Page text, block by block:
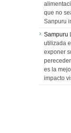
que no
Sanpuru
Sampuru
utilizada
exponer
es la
impacto